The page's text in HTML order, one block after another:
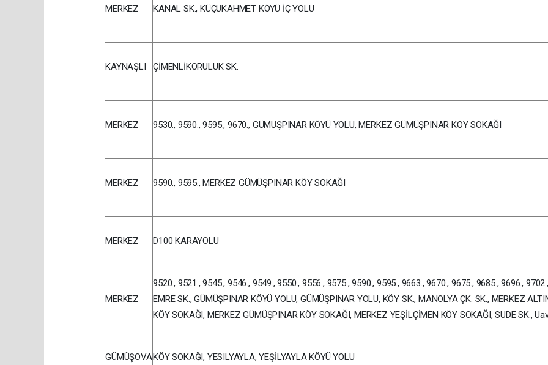
MERKEZ KANAL SK., KÜÇÜKAHMET KÖYÜ İÇ YOLU
KAYNAŞLI ÇİMENLİKORULUK SK.
MERKEZ 9530., 9590., 9595., 9670., GÜMÜŞPINAR KÖYÜ YOLU, MERKEZ GÜMÜŞPINAR KÖY SOKAĞI
MERKEZ 9590., 9595., MERKEZ GÜMÜŞPINAR KÖY SOKAĞI
MERKEZ D100 KARAYOLU
MERKEZ
9520., 9521., 9545., 9546., 9549., 9550., 9556., 9575., 9590., 9595., 9663., 9670., 9675., 9685., 9696.,
EMRE SK., GÜMÜŞPINAR KÖYÜ YOLU, GÜMÜŞPINAR YOLU, KÖY SK., MANOLYA ÇK. SK., MERKEZ
KÖY SOKAĞI, MERKEZ GÜMÜŞPINAR KÖY SOKAĞI, MERKEZ YEŞİLÇİMEN KÖY SOKAĞI, SUDE SK.,
GÜMÜŞOVAKÖY SOKAĞI, YESILYAYLA, YEŞİLYAYLA KÖYÜ YOLU